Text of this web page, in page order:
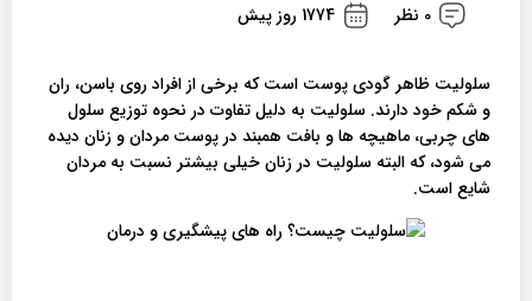
0 نظر 1774 روز پیش
سلولیت ظاهر گودی پوست است که برخی از افراد روی باسن، ران
و شکم خود دارند. سلولیت به دلیل تفاوت در نحوه توزیع سلول
های چربی، ماهیچه ها و بافت همبند در پوست مردان و زنان دیده
می شود، که البته سلولیت در زنان خیلی بیشتر نسبت به مردان
شایع است.